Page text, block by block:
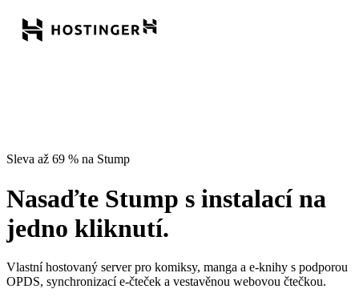
Sleva až 69 % na Stump
Nasaďte Stump s instalací na
jedno kliknutí.
Vlastní hostovaný server pro komiksy, manga a e-knihy s podporou
OPDS, synchronizací e-čteček a vestavěnou webovou čtečkou.